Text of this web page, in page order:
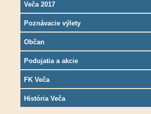
Veča 2017
Poznávacie výlety
Občan
Podujatia a akcie
FK Veča
História Veča